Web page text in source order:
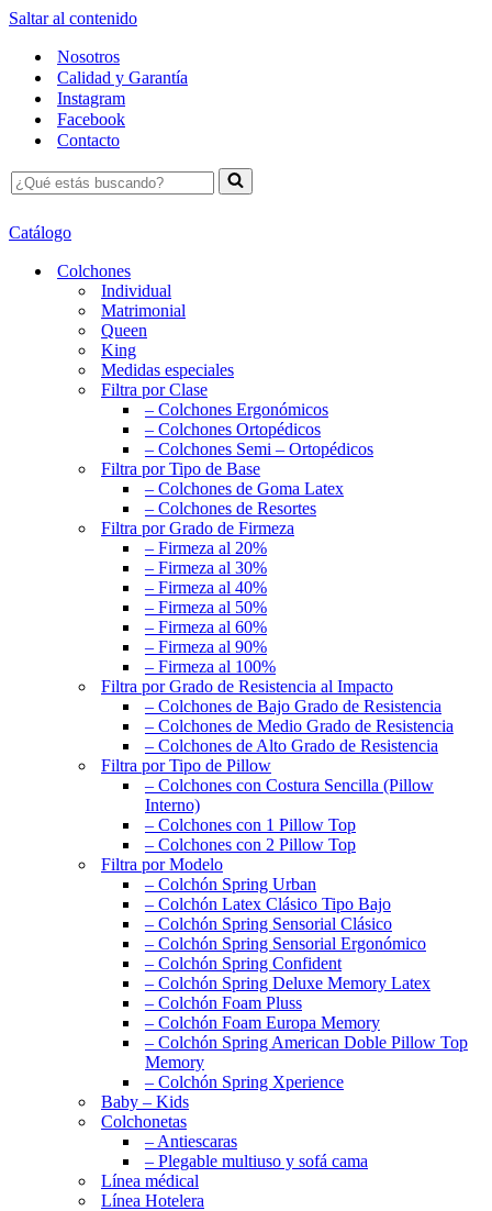
Saltar al contenido
Nosotros
Calidad y Garantía
Instagram
Facebook
Contacto
Buscar...
Catálogo
Colchones
Individual
Matrimonial
Queen
King
Medidas especiales
Filtra por Clase
– Colchones Ergonómicos
– Colchones Ortopédicos
– Colchones Semi – Ortopédicos
Filtra por Tipo de Base
– Colchones de Goma Latex
– Colchones de Resortes
Filtra por Grado de Firmeza
– Firmeza al 20%
– Firmeza al 30%
– Firmeza al 40%
– Firmeza al 50%
– Firmeza al 60%
– Firmeza al 90%
– Firmeza al 100%
Filtra por Grado de Resistencia al Impacto
– Colchones de Bajo Grado de Resistencia
– Colchones de Medio Grado de Resistencia
– Colchones de Alto Grado de Resistencia
Filtra por Tipo de Pillow
– Colchones con Costura Sencilla (Pillow
Interno)
– Colchones con 1 Pillow Top
– Colchones con 2 Pillow Top
Filtra por Modelo
– Colchón Spring Urban
– Colchón Latex Clásico Tipo Bajo
– Colchón Spring Sensorial Clásico
– Colchón Spring Sensorial Ergonómico
– Colchón Spring Confident
– Colchón Spring Deluxe Memory Latex
– Colchón Foam Pluss
– Colchón Foam Europa Memory
– Colchón Spring American Doble Pillow Top
Memory
– Colchón Spring Xperience
Baby – Kids
Colchonetas
– Antiescaras
– Plegable multiuso y sofá cama
Línea médical
Línea Hotelera